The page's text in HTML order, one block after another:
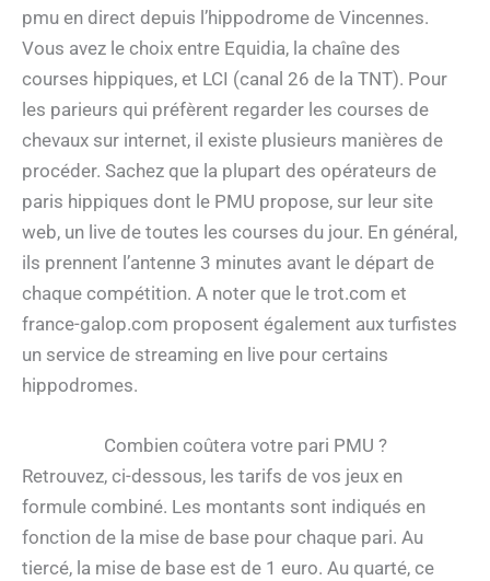
pmu en direct depuis l’hippodrome de Vincennes.
Vous avez le choix entre Equidia, la chaîne des
courses hippiques, et LCI (canal 26 de la TNT). Pour
les parieurs qui préfèrent regarder les courses de
chevaux sur internet, il existe plusieurs manières de
procéder. Sachez que la plupart des opérateurs de
paris hippiques dont le PMU propose, sur leur site
web, un live de toutes les courses du jour. En général,
ils prennent l’antenne 3 minutes avant le départ de
chaque compétition. A noter que le trot.com et
france-galop.com proposent également aux turfistes
un service de streaming en live pour certains
hippodromes.
Combien coûtera votre pari PMU ?
Retrouvez, ci-dessous, les tarifs de vos jeux en
formule combiné. Les montants sont indiqués en
fonction de la mise de base pour chaque pari. Au
tiercé, la mise de base est de 1 euro. Au quarté, ce